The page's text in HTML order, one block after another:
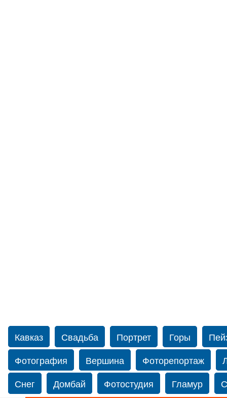
Кавказ Свадьба Портрет Горы
Фотография
Вершина Фоторепортаж
Снег
Домбай Фотостудия Гламур